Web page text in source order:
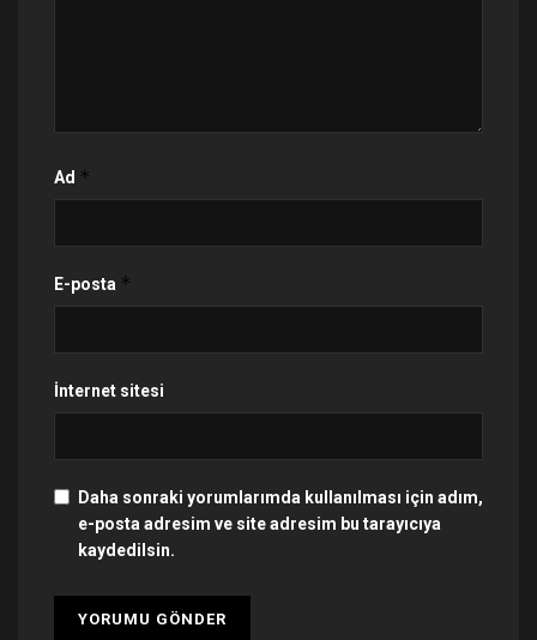
Ad *
E-posta *
İnternet sitesi
Daha sonraki yorumlarımda kullanılması için adım,
e-posta adresim ve site adresim bu tarayıcıya
kaydedilsin.